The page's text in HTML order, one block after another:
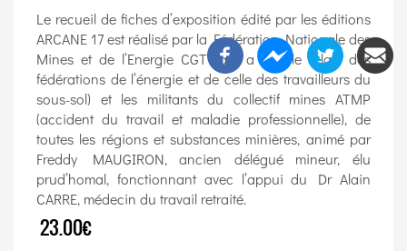
Le recueil de fiches d’exposition édité par les éditions
ARCANE 17 est réalisé par la Fédération Nationale des
Mines et de l’Energie CGT (qui a pris le relais des
fédérations de l’énergie et de celle des travailleurs du
sous-sol) et les militants du collectif mines ATMP
(accident du travail et maladie professionnelle), de
toutes les régions et substances minières, animé par
Freddy MAUGIRON, ancien délégué mineur, élu
prud’homal, fonctionnant avec l’appui du Dr Alain
CARRE, médecin du travail retraité.
23.00€